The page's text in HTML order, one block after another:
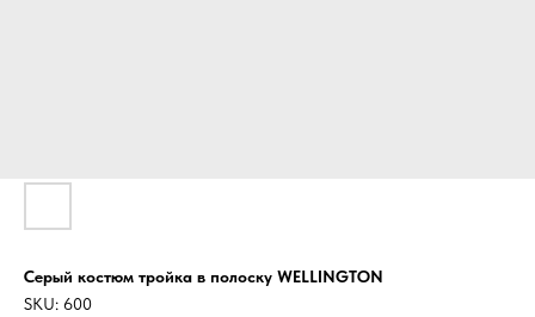
Серый костюм тройка в полоску WELLINGTON
SKU: 600